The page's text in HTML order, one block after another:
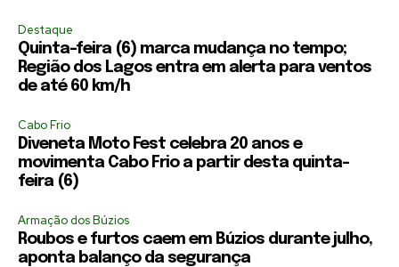
Destaque
Quinta-feira (6) marca mudança no tempo;
Região dos Lagos entra em alerta para ventos
de até 60 km/h
Cabo Frio
Diveneta Moto Fest celebra 20 anos e
movimenta Cabo Frio a partir desta quinta-
feira (6)
Armação dos Búzios
Roubos e furtos caem em Búzios durante julho,
aponta balanço da segurança